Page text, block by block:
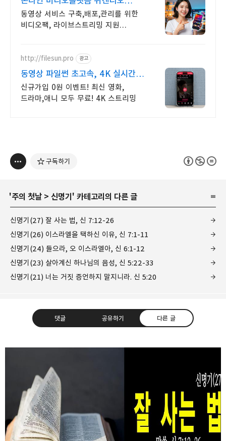
무료플랜으로 시작하세요!
동영상 서비스 구축,배포,관리를 위한
비디오팩, 라이브스트리밍 지원
http://filesun.pro 광고
동영상 파일썬 초고속, 4K 실시간
보기!
신규가입 0원 이벤트! 최신 영화,
드라마,애니 모두 무료! 4K 스트리밍
구독하기
'주의 첫날 > 신명기' 카테고리의 다른 글
신명기(27) 잘 사는 법, 신 7:12-26
신명기(26) 이스라엘을 택하신 이유, 신 7:1-11
신명기(24) 들으라, 오 이스라엘아, 신 6:1-12
신명기(23) 살아계신 하나님의 음성, 신 5:22-33
신명기(21) 너는 거짓 증언하지 말지니라. 신 5:20
댓글 공유하기 다른 글
❏말씀침례교회 ❏AV1611.net ❏Peter
Yoon
Graceful, Wonderful, Powerful, Inspirational
preaching!!
구독하기
구독하기 라인 트위터